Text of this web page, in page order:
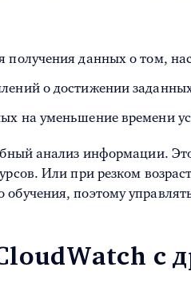
получения данных о том,
о достижении
на уменьшение времени
анализ информации.
Или при резком
поэтому
с